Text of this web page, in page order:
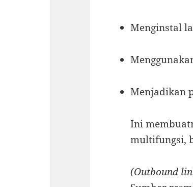
Menginstal
Menjadikan
Ini
multifungsi,
(Outbound